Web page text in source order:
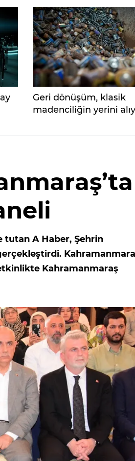
Geri dönüşüm, klasik
madenciliğin yerini
tutan A Haber, Şehrin
Kahramanmaraş